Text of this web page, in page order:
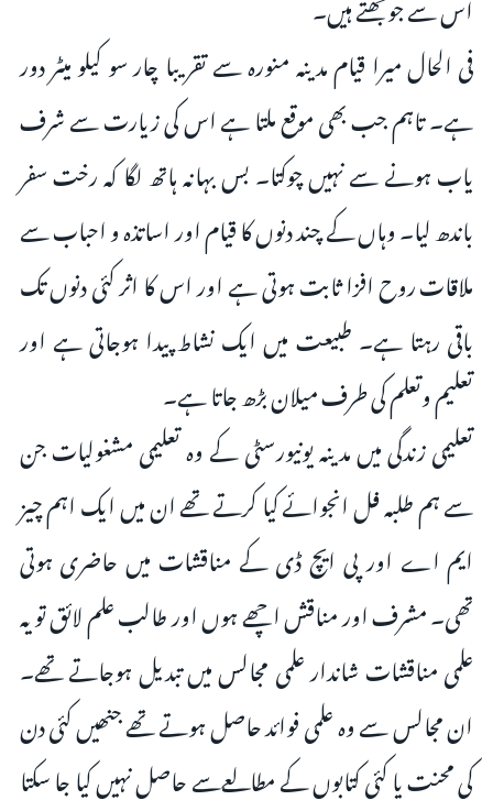
فی الحال میرا قیام مدینہ منورہ سے تقریبا چار سو کیلو میٹر دور
ہے۔ تاہم جب بھی موقع ملتا ہے اس کی زیارت سے شرف
یاب ہونے سے نہیں چوکتا۔ بس بہانہ ہاتھ لگا کہ رخت سفر
باندھ لیا۔ وہاں کے چند دنوں کا قیام اور اساتذہ و احباب سے
ملاقات روح افزا ثابت ہوتی ہے اور اس کا اثر کئی دنوں تک
باقی رہتا ہے۔ طبیعت میں ایک نشاط پیدا ہوجاتی ہے اور
تعلیم وتعلم کی طرف میلان بڑھ جاتا ہے۔
تعلیمی زندگی میں مدینہ یونیورسٹی کے وہ تعلیمی مشغولیات جن
سے ہم طلبہ فل انجوائے کیا کرتے تھے ان میں ایک اہم چیز
ایم اے اور پی ایچ ڈی کے مناقشات میں حاضری ہوتی
تھی۔ مشرف اور مناقش اچھے ہوں اور طالب علم لائق تو یہ
علمی مناقشات شاندار علمی مجالس میں تبدیل ہوجاتے تھے۔
ان مجالس سے وہ علمی فوائد حاصل ہوتے تھے جنھیں کئی دن
کی محنت یا کئی کتابوں کے مطالعےسے حاصل نہیں کیا جا سکتا